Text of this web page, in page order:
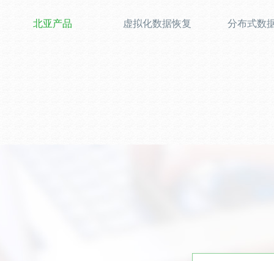
北亚产品 虚拟化数据恢复 分布式数